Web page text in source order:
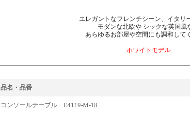
エレガントなフレンチシーン、イタリ
モダンな北欧や シックな英国風
あらゆるお部屋や空間にも調和して
ホワイトモデル
品名・品番
コンソールテーブル E4119-M-18